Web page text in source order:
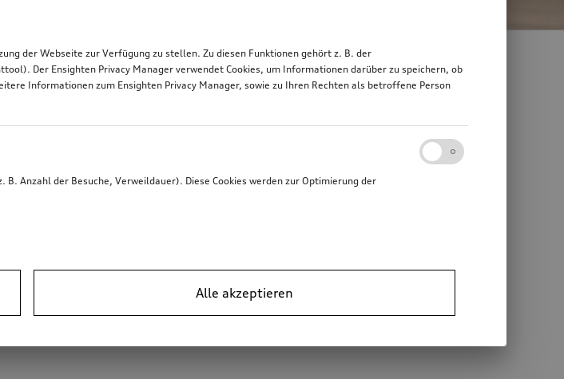
Frontend (VWAG-8644-01 | OSO-6499)
are permitted provided that the following conditions are met:
der Webseite zur Verfügung zu stellen. Zu diesen Funktionen gehört z. B. der
Der Ensighten Privacy Manager verwendet Cookies, um Informationen darüber zu speichern, ob
Informationen zum Ensighten Privacy Manager, sowie zu Ihren Rechten als betroffene Person
Anzahl der Besuche, Verweildauer). Diese Cookies werden zur Optimierung der
Alle akzeptieren